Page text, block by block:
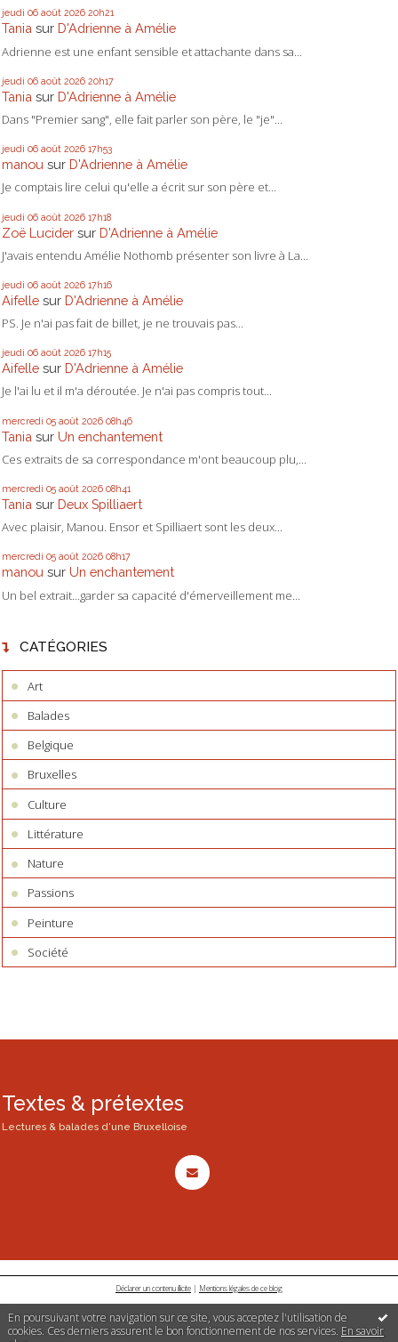
En poursuivant votre navigation sur ce site, vous acceptez l'utilisation de
cookies. Ces derniers assurent le bon fonctionnement de nos services. En savoir
jeudi 06 août 2026 20h21
Tania sur D'Adrienne à Amélie
Adrienne est une enfant sensible et attachante dans sa...
jeudi 06 août 2026 20h17
Tania sur D'Adrienne à Amélie
Dans "Premier sang", elle fait parler son père, le "je"...
jeudi 06 août 2026 17h53
manou sur D'Adrienne à Amélie
Je comptais lire celui qu'elle a écrit sur son père et...
jeudi 06 août 2026 17h18
Zoë Lucider sur D'Adrienne à Amélie
J'avais entendu Amélie Nothomb présenter son livre à La...
jeudi 06 août 2026 17h16
Aifelle sur D'Adrienne à Amélie
PS. Je n'ai pas fait de billet, je ne trouvais pas...
jeudi 06 août 2026 17h15
Aifelle sur D'Adrienne à Amélie
Je l'ai lu et il m'a déroutée. Je n'ai pas compris tout...
mercredi 05 août 2026 08h46
Tania sur Un enchantement
Ces extraits de sa correspondance m'ont beaucoup plu,...
mercredi 05 août 2026 08h41
Tania sur Deux Spilliaert
Avec plaisir, Manou. Ensor et Spilliaert sont les deux...
mercredi 05 août 2026 08h17
manou sur Un enchantement
Un bel extrait...garder sa capacité d'émerveillement me...
CATÉGORIES
Art
Balades
Belgique
Bruxelles
Culture
Littérature
Nature
Passions
Peinture
Société
Textes & prétextes
Lectures & balades d'une Bruxelloise
Déclarer un contenu illicite | Mentions légales de ce blog